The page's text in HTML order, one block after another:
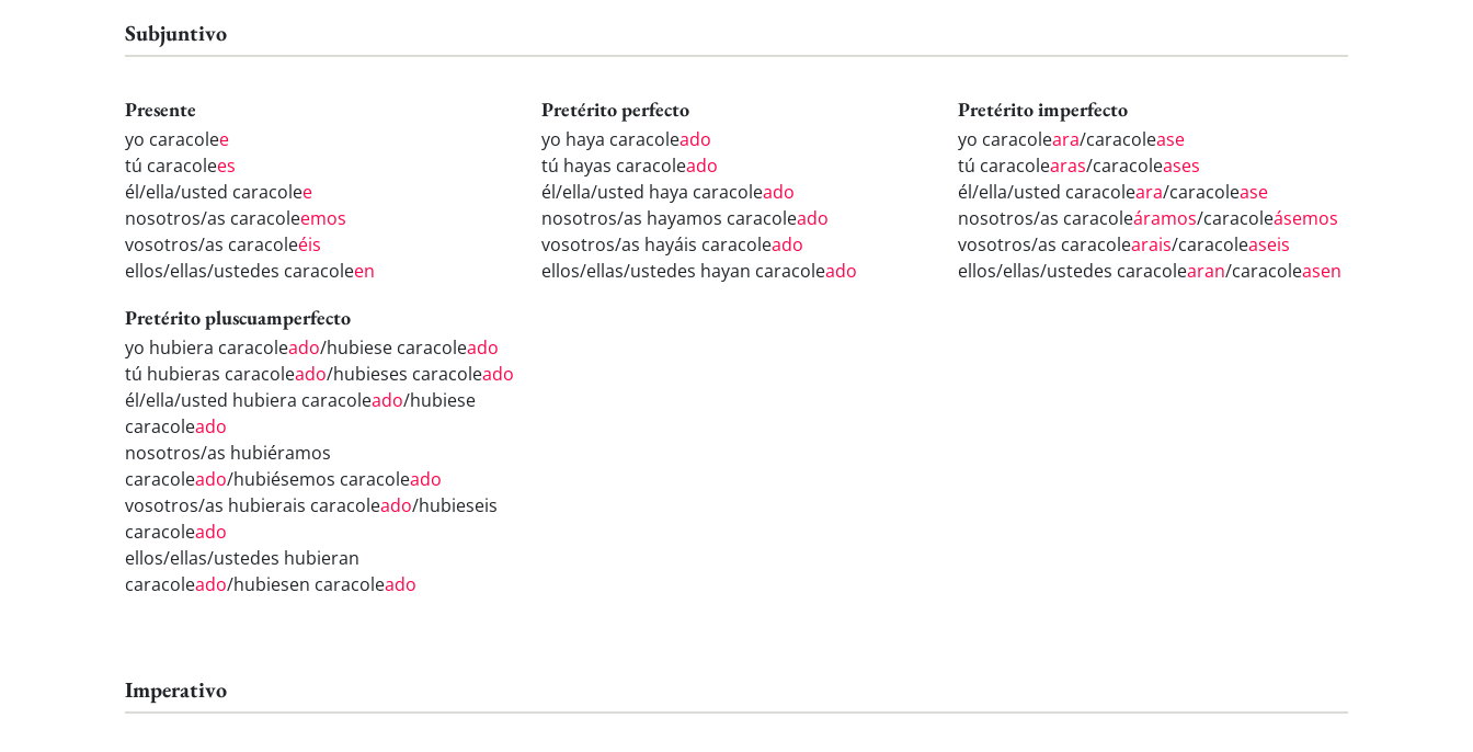
Subjuntivo
Presente
yo caracolee
tú caracolees
él/ella/usted caracolee
nosotros/as caracoleemos
vosotros/as caracoleéis
ellos/ellas/ustedes caracoleen
Pretérito perfecto
yo haya caracoleado
tú hayas caracoleado
él/ella/usted haya caracoleado
nosotros/as hayamos caracoleado
vosotros/as hayáis caracoleado
ellos/ellas/ustedes hayan caracoleado
Pretérito imperfecto
yo caracoleara/caracolease
tú caracolearas/caracoleases
él/ella/usted caracoleara/caracolease
nosotros/as caracoleáramos/caracoleásemos
vosotros/as caracolearais/caracoleaseis
ellos/ellas/ustedes caracolearan/caracoleasen
Pretérito pluscuamperfecto
yo hubiera caracoleado/hubiese caracoleado
tú hubieras caracoleado/hubieses caracoleado
él/ella/usted hubiera caracoleado/hubiese
caracoleado
nosotros/as hubiéramos
caracoleado/hubiésemos caracoleado
vosotros/as hubierais caracoleado/hubieseis
caracoleado
ellos/ellas/ustedes hubieran
caracoleado/hubiesen caracoleado
Imperativo